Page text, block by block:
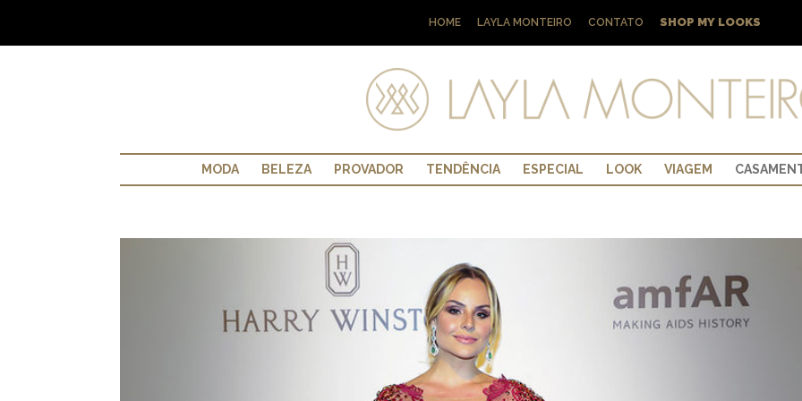
HOME LAYLA MONTEIRO CONTATO SHOP MY LOOKS
MODA BELEZA PROVADOR TENDÊNCIA ESPECIAL LOOK VIAGEM